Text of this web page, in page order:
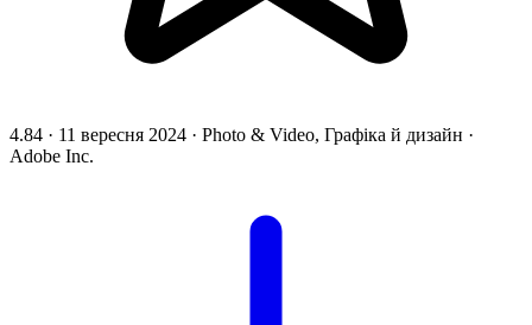
4.84 · 11 вересня 2024 · Photo & Video, Графіка й дизайн ·
Adobe Inc.